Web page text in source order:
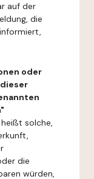
auf der
die
oder
solche,
die
würden,